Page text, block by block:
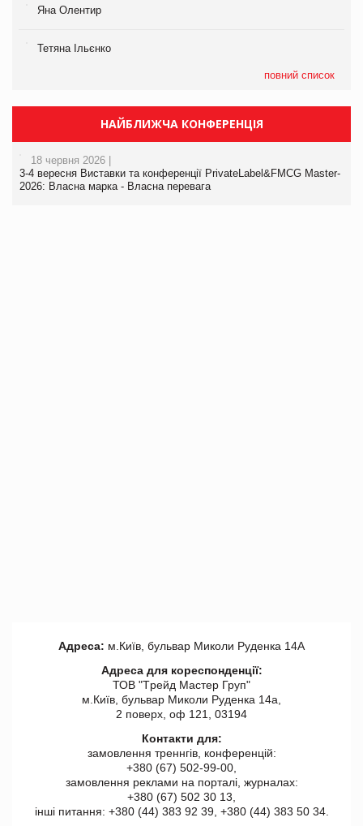
Яна Олентир
Тетяна Ільєнко
повний список
НАЙБЛИЖЧА КОНФЕРЕНЦІЯ
18 червня 2026 |
3-4 вересня Виставки та конференції PrivateLabel&FMCG Master-
2026: Власна марка - Власна перевага
Адреса: м.Київ, бульвар Миколи Руденка 14А
Адреса для кореспонденції:
ТОВ "Tрейд Мастер Груп"
м.Київ, бульвар Миколи Руденка 14а,
2 поверх, оф 121, 03194
Контакти для:
замовлення треннгів, конференцій:
+380 (67) 502-99-00,
замовлення реклами на порталі, журналах:
+380 (67) 502 30 13,
інші питання: +380 (44) 383 92 39, +380 (44) 383 50 34.